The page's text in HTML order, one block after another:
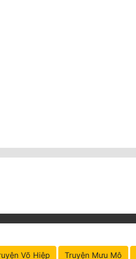
Võ Hiệp Truyện Mưu Mô